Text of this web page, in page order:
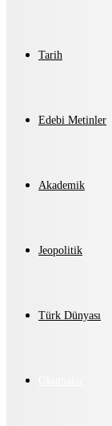
Tarih
Edebi Metinler
Akademik
Jeopolitik
Türk Dünyası